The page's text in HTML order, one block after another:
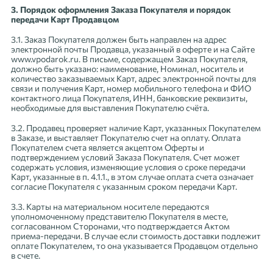
3. Порядок оформления Заказа Покупателя и порядок
передачи Карт Продавцом
3.1. Заказ Покупателя должен быть направлен на адрес
электронной почты Продавца, указанный в оферте и на Сайте
www.vpodarok.ru. В письме, содержащем Заказ Покупателя,
должно быть указано: наименование, Номинал, носитель и
количество заказываемых Карт, адрес электронной почты для
связи и получения Карт, номер мобильного телефона и ФИО
контактного лица Покупателя, ИНН, банковские реквизиты,
необходимые для выставления Покупателю счёта.
3.2. Продавец проверяет наличие Карт, указанных Покупателем
в Заказе, и выставляет Покупателю счет на оплату. Оплата
Покупателем счета является акцептом Оферты и
подтверждением условий Заказа Покупателя. Счет может
содержать условия, изменяющие условия о сроке передачи
Карт, указанные в п. 4.1.1., в этом случае оплата счета означает
согласие Покупателя с указанным сроком передачи Карт.
3.3. Карты на материальном носителе передаются
уполномоченному представителю Покупателя в месте,
согласованном Сторонами, что подтверждается Актом
приема-передачи. В случае если стоимость доставки подлежит
оплате Покупателем, то она указывается Продавцом отдельно
в счете.